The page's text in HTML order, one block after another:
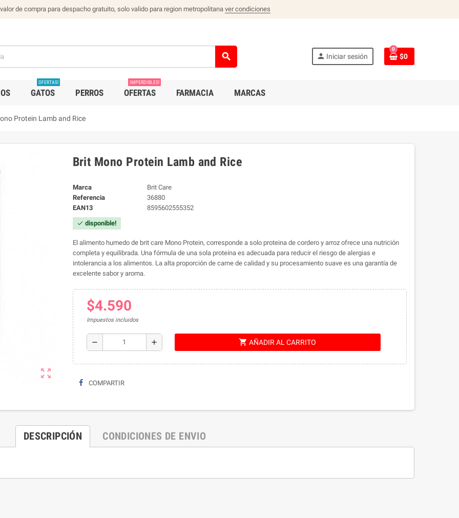
de compra para despacho gratuito, solo valido para region metropolitana ver condiciones
search person Iniciar sesión
0
$0
GATOS
OFERTAS!
PERROS OFERTAS
IMPERDIBLES!
FARMACIA MARCAS
Protein Lamb and Rice
zoom_out_map
Brit Mono Protein Lamb and Rice
Marca
Brit Care
Referencia
36880
EAN13
8595602555352
check disponible!
El alimento humedo de brit care Mono Protein, corresponde a solo proteina de cordero y arroz ofrece una nutrición
completa y equilibrada. Una fórmula de una sola proteína es adecuada para reducir el riesgo de alergias e
intolerancia a los alimentos. La alta proporción de carne de calidad y su procesamiento suave es una garantía de
excelente sabor y aroma.
$4.590
Impuestos incluidos
remove add shopping_cart AÑADIR AL CARRITO
COMPARTIR
DESCRIPCIÓN CONDICIONES DE ENVIO